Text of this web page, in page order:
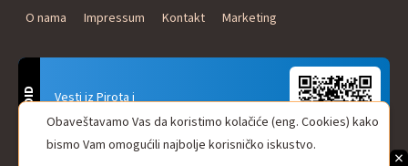
×
O nama
Impressum Kontakt Marketing
Vesti iz Pirota i
Naxi Plus Radio
Uvek u Vašem džepu!
ANDROID Obaveštavamo Vas da koristimo kolačiće (eng. Cookies) kako
bismo Vam omogućili najbolje korisničko iskustvo.